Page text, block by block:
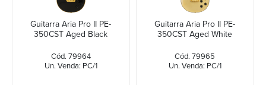
Guitarra Aria Pro II PE-
350CST Aged Black
Cód. 79964
Un. Venda: PC/1
Guitarra Aria Pro II PE-
350CST Aged White
Cód. 79965
Un. Venda: PC/1